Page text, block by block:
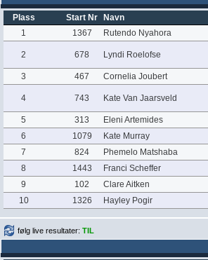
Plass Start Nr
Navn
1
1367 Rutendo Nyahora
2 678 Lyndi Roelofse
3 467 Cornelia Joubert
4 743 Kate Van Jaarsveld
5 313
Eleni Artemides
6
1079
Kate Murray
7
824
Phemelo Matshaba
8
1443
Franci Scheffer
9
102
Clare Aitken
10
1326 Hayley Pogir
følg live resultater: TIL